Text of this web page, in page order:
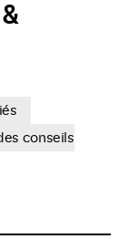
conseils